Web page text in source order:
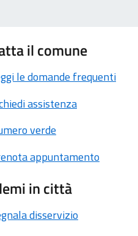
il comune
le domande frequenti
assistenza
verde
appuntamento
in città
disservizio